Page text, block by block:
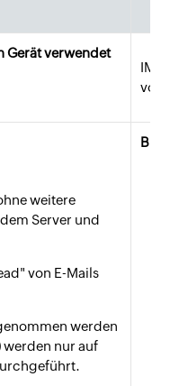
Gerät verwendet
von
weitere
Server und
von E-Mails
werden
werden nur auf